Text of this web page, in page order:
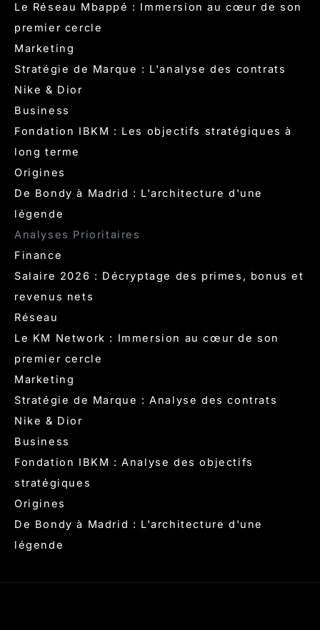
Le Réseau Mbappé : Immersion au cœur de son
premier cercle
Marketing
Stratégie de Marque : L'analyse des contrats
Nike & Dior
Business
Fondation IBKM : Les objectifs stratégiques à
long terme
Origines
De Bondy à Madrid : L'architecture d'une
légende
Analyses Prioritaires
Finance
Salaire 2026 : Décryptage des primes, bonus et
revenus nets
Réseau
Le KM Network : Immersion au cœur de son
premier cercle
Marketing
Stratégie de Marque : Analyse des contrats
Nike & Dior
Business
Fondation IBKM : Analyse des objectifs
stratégiques
Origines
De Bondy à Madrid : L'architecture d'une
légende